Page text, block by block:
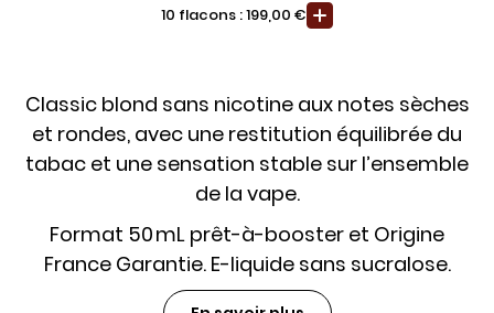
10 flacons : 199,00 €
Classic blond sans nicotine aux notes sèches
et rondes, avec une restitution équilibrée du
tabac et une sensation stable sur l’ensemble
de la vape.
Format 50 mL prêt-à-booster et Origine
France Garantie. E-liquide sans sucralose.